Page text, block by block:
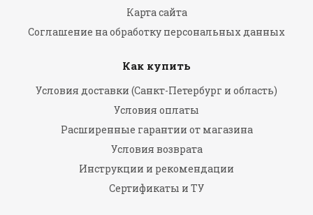
Карта сайта
Соглашение на обработку персональных данных
Как купить
Условия доставки (Санкт-Петербург и область)
Условия оплаты
Расширенные гарантии от магазина
Условия возврата
Инструкции и рекомендации
Сертификаты и ТУ